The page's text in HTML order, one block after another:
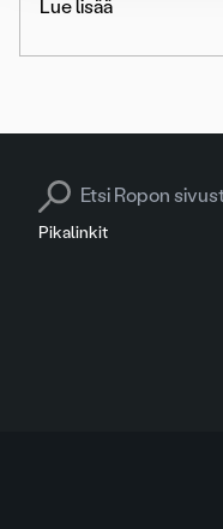
Lue lisää
Pikalinkit
Search for: